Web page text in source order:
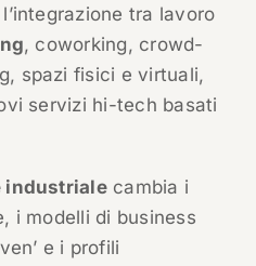
tra lavoro
, coworking, crowd-
spazi fisici e virtuali,
servizi hi-tech basati
industrialecambia i
i modelli di business
e i profili